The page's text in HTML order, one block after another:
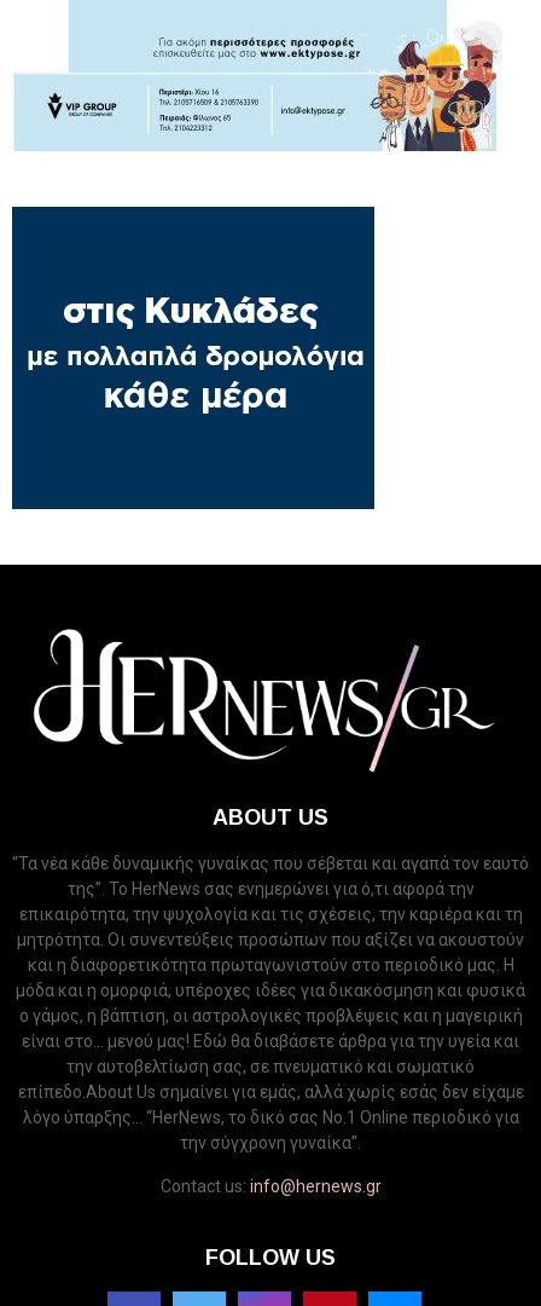
ABOUT US
“Τα νέα κάθε δυναμικής γυναίκας που σέβεται και αγαπά τον εαυτό
της”. Το HerNews σας ενημερώνει για ό,τι αφορά την
επικαιρότητα, την ψυχολογία και τις σχέσεις, την καριέρα και τη
μητρότητα. Οι συνεντεύξεις προσώπων που αξίζει να ακουστούν
και η διαφορετικότητα πρωταγωνιστούν στο περιοδικό μας. Η
μόδα και η ομορφιά, υπέροχες ιδέες για δικακόσμηση και φυσικά
ο γάμος, η βάπτιση, οι αστρολογικές προβλέψεις και η μαγειρική
είναι στο... μενού μας! Εδώ θα διαβάσετε άρθρα για την υγεία και
την αυτοβελτίωση σας, σε πνευματικό και σωματικό
επίπεδο.About Us σημαίνει για εμάς, αλλά χωρίς εσάς δεν είχαμε
λόγο ύπαρξης... “HerNews, το δικό σας Νo.1 Online περιοδικό για
την σύγχρονη γυναίκα”.
Contact us: info@hernews.gr
FOLLOW US